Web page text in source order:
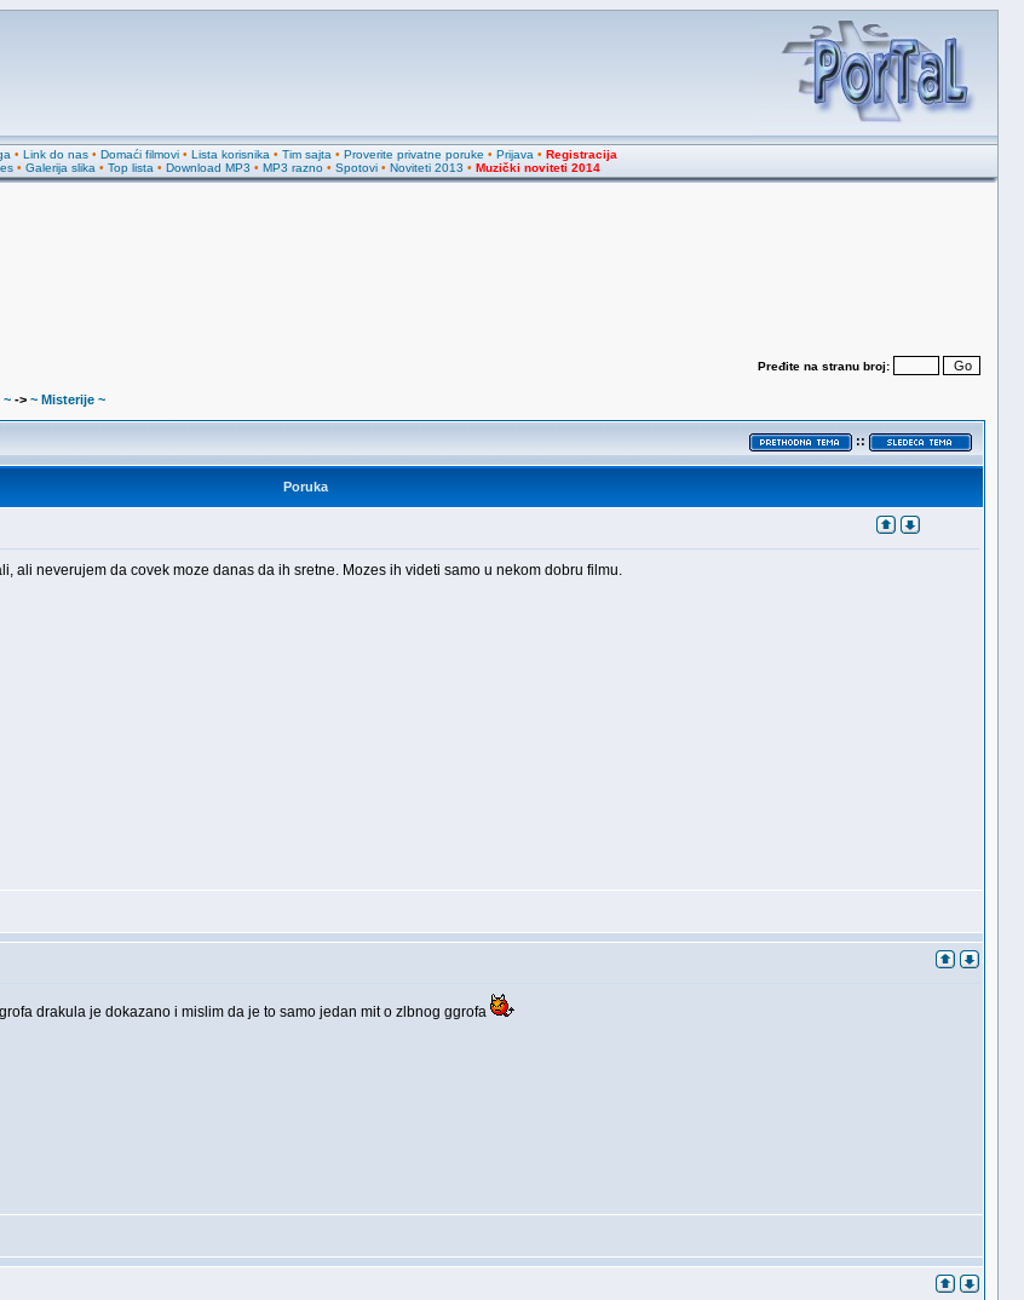
• Link do nas• Domaći filmovi• Lista korisnika • Tim sajta • Proverite privatne poruke • Prijava • Registracija
• Galerija slika • Top lista • Download MP3 • MP3 razno • Spotovi • Noviteti 2013 • Muzički noviteti 2014
Pređite na stranu broj:
~-> ~ Misterije ~
::
Poruka
ali neverujem da covek moze danas da ih sretne. Mozes ih videti samo u nekom dobru filmu.
drakula je dokazano i mislim da je to samo jedan mit o zlbnog ggrofa